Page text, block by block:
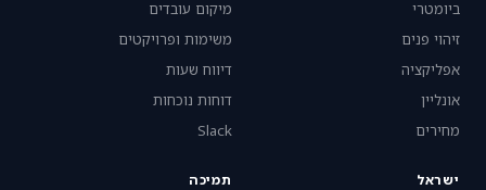
ביומטרי
זיהוי פנים
אפליקציה
אונליין
מחירים
מיקום עובדים
משימות ופרויקטים
דיווח שעות
דוחות נוכחות
Slack
ישראל תמיכה